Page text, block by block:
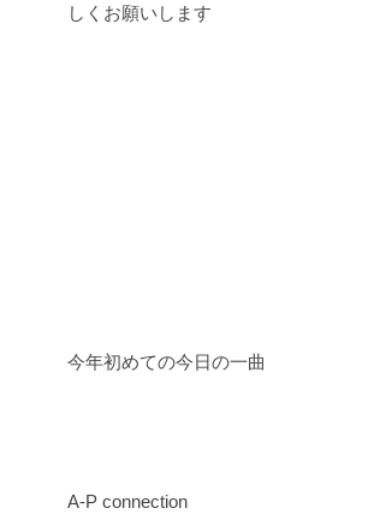
しくお願いします
今年初めての今日の一曲
A-P connection